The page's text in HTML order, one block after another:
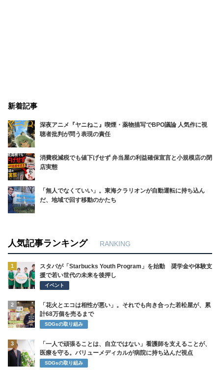
新着記事
深夜アニメ『ヤニねこ』喫煙・薬物描写でBPO議論 人気作に視
聴者批判が問う表現の責任
消費税減税でも値下げせず 弁当屋の利益確保宣言と小規模店の閉
店実態
「無人でなくていい」。東海クラリオンが自動運転に持ち込ん
だ、地域で回す移動のかたち
人気記事ランキング RANKING
1
スタバが「Starbucks Youth Program」を始動 奨学金や体験支
援で若い世代の未来を後押し
イベント
2
「花火とエコは相性が悪い」。それでも向き合った若松屋が、累
計68万個を売るまで
SDGsの取り組み
3
「一人で頑張ることは、自立ではない」看護師を支えることが、
医療を守る。バリューメディカルが病院に持ち込んだ視点
SDGsの取り組み